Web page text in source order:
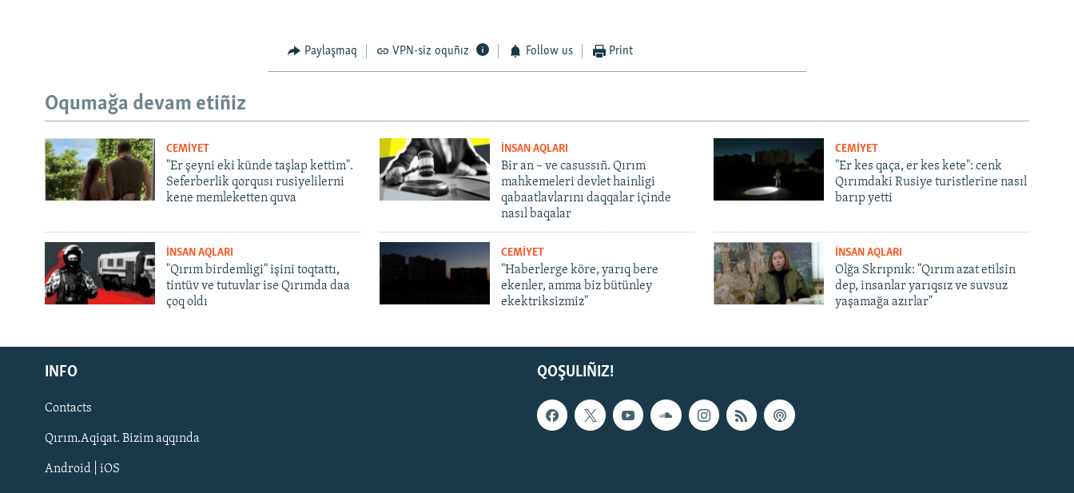
Русский
Українською
QOŞULIÑIZ!
Paylaşmaq VPN-siz oquñız Follow us Print
Oqumağa devam etiñiz
CEMİYET
"Er şeyni eki künde taşlap kettim".
Seferberlik qorqusı rusiyelilerni
kene memleketten quva
İNSAN AQLARI
Bir an – ve casussıñ. Qırım
mahkemeleri devlet hainligi
qabaatlavlarını daqqalar içinde
nasıl baqalar
CEMİYET
"Er kes qaça, er kes kete": cenk
Qırımdaki Rusiye turistlerine nasıl
barıp yetti
İNSAN AQLARI
"Qırım birdemligi" işini toqtattı,
tintüv ve tutuvlar ise Qırımda daa
çoq oldı
CEMİYET
"Haberlerge köre, yarıq bere
ekenler, amma biz bütünley
ekektriksizmiz"
İNSAN AQLARI
Olğa Skrıpnık: "Qırım azat etilsin
dep, insanlar yarıqsız ve suvsuz
yaşamağa azırlar"
QOŞULIÑIZ!
INFO
Contacts
Qırım.Aqiqat. Bizim aqqında
Android | iOS